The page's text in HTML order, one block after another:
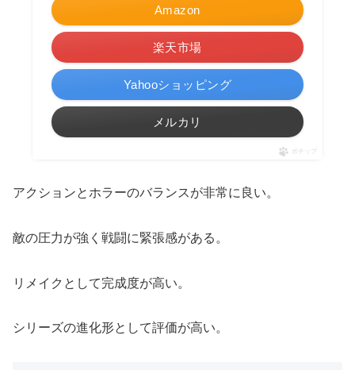
Amazon
楽天市場
Yahooショッピング
メルカリ
ポチップ
アクションとホラーのバランスが非常に良い。
敵の圧力が強く戦闘に緊張感がある。
リメイクとして完成度が高い。
シリーズの進化形として評価が高い。